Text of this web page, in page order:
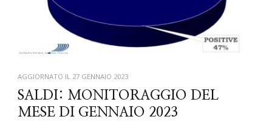
AGGIORNATO IL 27 GENNAIO 2023
SALDI: MONITORAGGIO DEL
MESE DI GENNAIO 2023